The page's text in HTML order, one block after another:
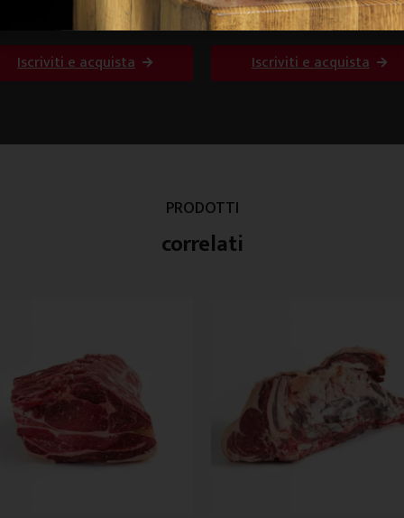
di puro suino
Iscriviti e acquista
Salsiccia stagionata al
finocchio
Iscriviti e acquista
PRODOTTI
correlati